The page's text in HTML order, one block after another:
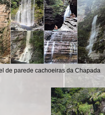
de parede cachoeiras da Chapada